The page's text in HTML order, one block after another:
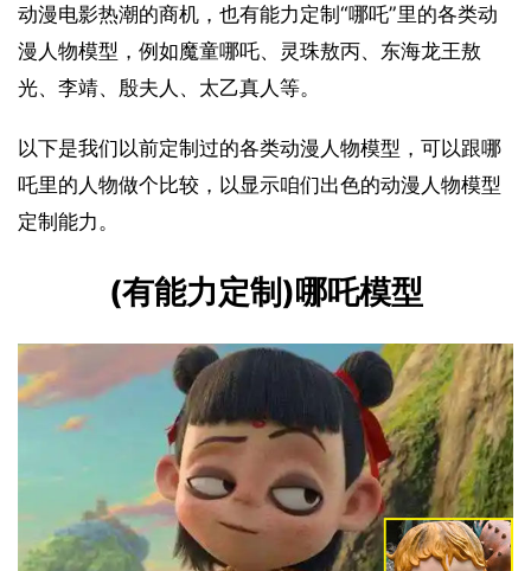
动漫电影热潮的商机，也有能力定制“哪吒”里的各类动
漫人物模型，例如魔童哪吒、灵珠敖丙、东海龙王敖
光、李靖、殷夫人、太乙真人等。
以下是我们以前定制过的各类动漫人物模型，可以跟哪
吒里的人物做个比较，以显示咱们出色的动漫人物模型
定制能力。
(有能力定制)哪吒模型